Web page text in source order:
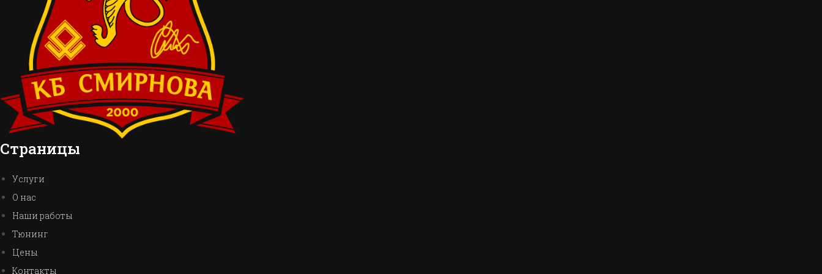
Страницы
Услуги
О нас
Наши работы
Тюнинг
Цены
Контакты